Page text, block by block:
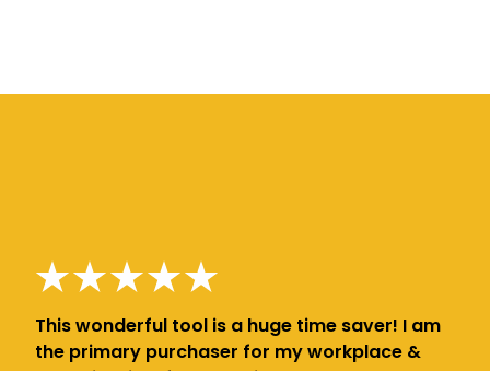
This wonderful tool is a huge time saver! I am
the primary purchaser for my workplace &